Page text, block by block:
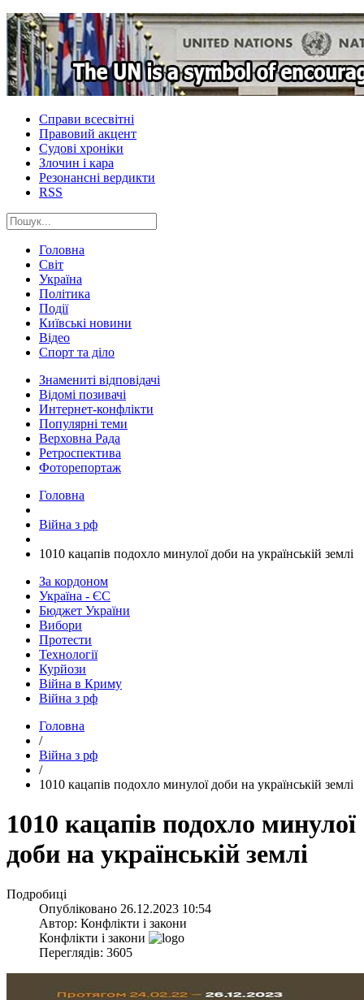
Справи всесвітні
Правовий акцент
Судові хроніки
Злочин і кара
Резонансні вердикти
RSS
Головна
Світ
Україна
Політика
Події
Київські новини
Відео
Спорт та діло
Знамениті відповідачі
Відомі позивачі
Интернет-конфлікти
Популярні теми
Верховна Рада
Ретроспектива
Фоторепортаж
Головна
Війна з рф
​1010 кацапів подохло минулої доби на українській землі
За кордоном
Україна - ЄС
Бюджет України
Вибори
Протести
Технології
Курйози
Війна в Криму
Війна з рф
Головна
/
Війна з рф
/
​1010 кацапів подохло минулої доби на українській землі
​1010 кацапів подохло минулої
доби на українській землі
Подробиці
Опубліковано 26.12.2023 10:54
Автор: Конфлікти і закони
Конфлікти і закони
Переглядів: 3605